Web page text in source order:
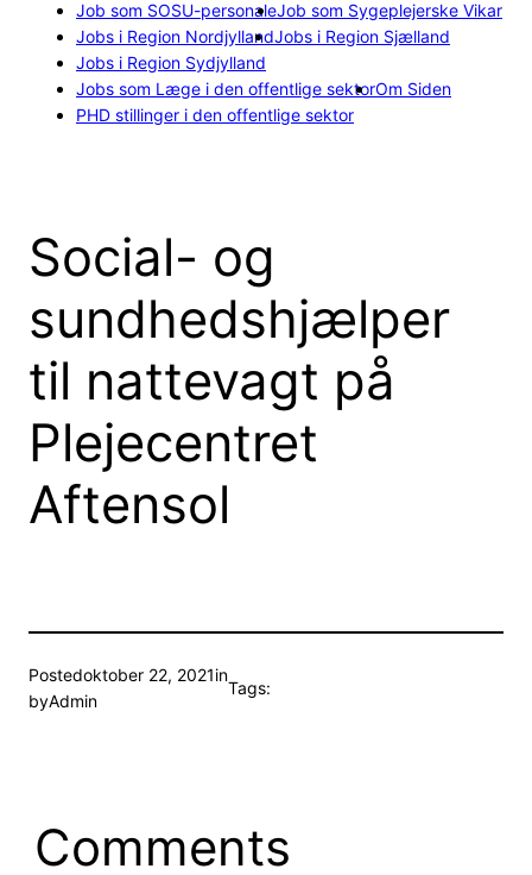
Job som SOSU-personaleJob som Sygeplejerske Vikar
Jobs i Region NordjyllandJobs i Region Sjælland
Jobs i Region Sydjylland
Jobs som Læge i den offentlige sektorOm Siden
PHD stillinger i den offentlige sektor
Social- og
sundhedshjælper
til nattevagt på
Plejecentret
Aftensol
Postedoktober 22, 2021in
byAdmin
Tags:
Comments